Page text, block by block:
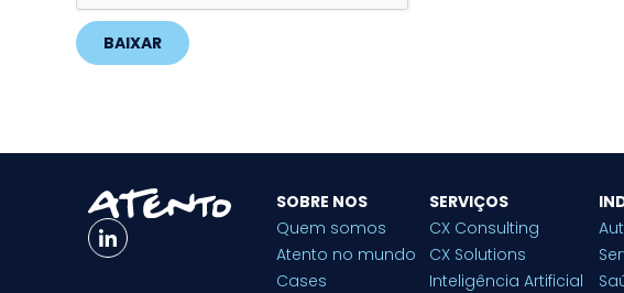
BAIXAR
SOBRE NOS
Quem somos
Atento no mundo
Cases
SERVIÇOS
CX Consulting
CX Solutions
Inteligência Artificial